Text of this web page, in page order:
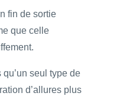
fin de sortie
que celle
qu’un seul type de
d’allures plus